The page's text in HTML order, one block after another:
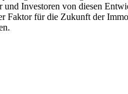
und Investoren von diesen
Faktor für die Zukunft der